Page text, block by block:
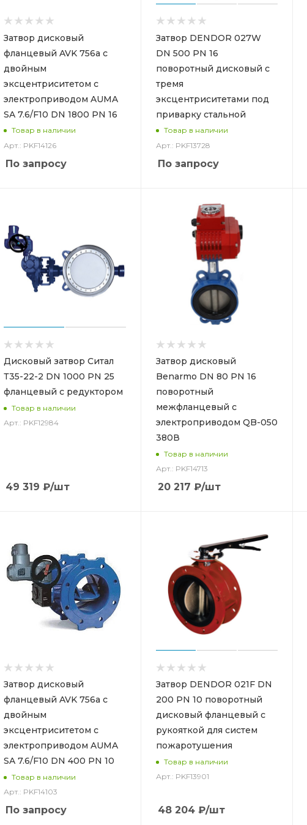
Затвор дисковый
фланцевый AVK 756a с
двойным
эксцентриситетом с
электроприводом AUMA
SA 7.6/F10 DN 1800 PN 16
Товар в наличии
Арт.: PKF14126
По запросу
Затвор DENDOR 027W
DN 500 PN 16
поворотный дисковый с
тремя
эксцентриситетами под
приварку стальной
Товар в наличии
Арт.: PKF13728
По запросу
Дисковый затвор Ситал
Т35-22-2 DN 1000 PN 25
фланцевый с редуктором
Товар в наличии
Арт.: PKF12984
49 319 ₽/шт
Затвор дисковый
Benarmo DN 80 PN 16
поворотный
межфланцевый с
электроприводом QB-050
380В
Товар в наличии
Арт.: PKF14713
20 217 ₽/шт
Затвор дисковый
фланцевый AVK 756a с
двойным
эксцентриситетом с
электроприводом AUMA
SA 7.6/F10 DN 400 PN 10
Товар в наличии
Арт.: PKF14103
По запросу
Затвор DENDOR 021F DN
200 PN 10 поворотный
дисковый фланцевый с
рукояткой для систем
пожаротушения
Товар в наличии
Арт.: PKF13901
48 204₽/шт